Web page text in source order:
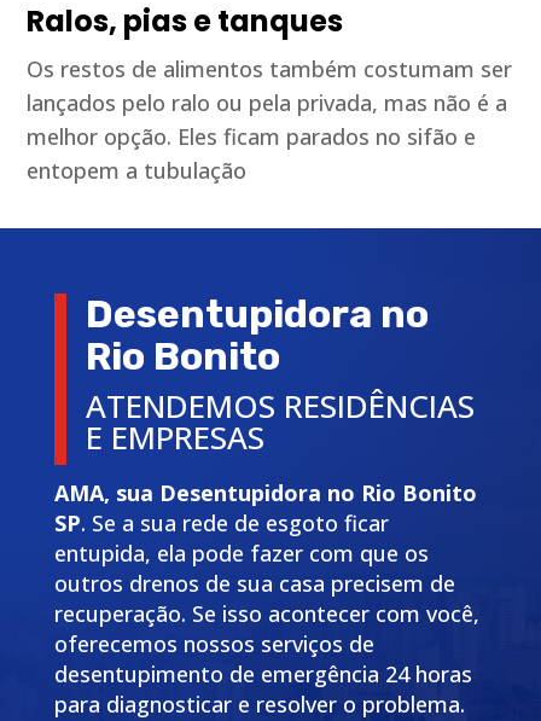
Ralos, pias e tanques
Os restos de alimentos também costumam ser
lançados pelo ralo ou pela privada, mas não é a
melhor opção. Eles ficam parados no sifão e
entopem a tubulação
Desentupidora no
Rio Bonito
ATENDEMOS RESIDÊNCIAS
E EMPRESAS
AMA, sua Desentupidora no Rio Bonito
SP. Se a sua rede de esgoto ficar
entupida, ela pode fazer com que os
outros drenos de sua casa precisem de
recuperação. Se isso acontecer com você,
oferecemos nossos serviços de
desentupimento de emergência 24 horas
para diagnosticar e resolver o problema.